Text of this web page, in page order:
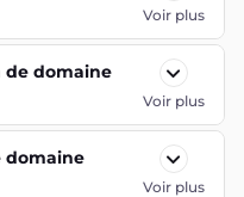
Voir plus
de domaine
Voir plus
domaine
Voir plus